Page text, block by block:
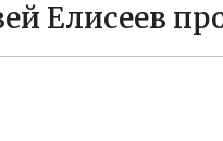
Елисеев